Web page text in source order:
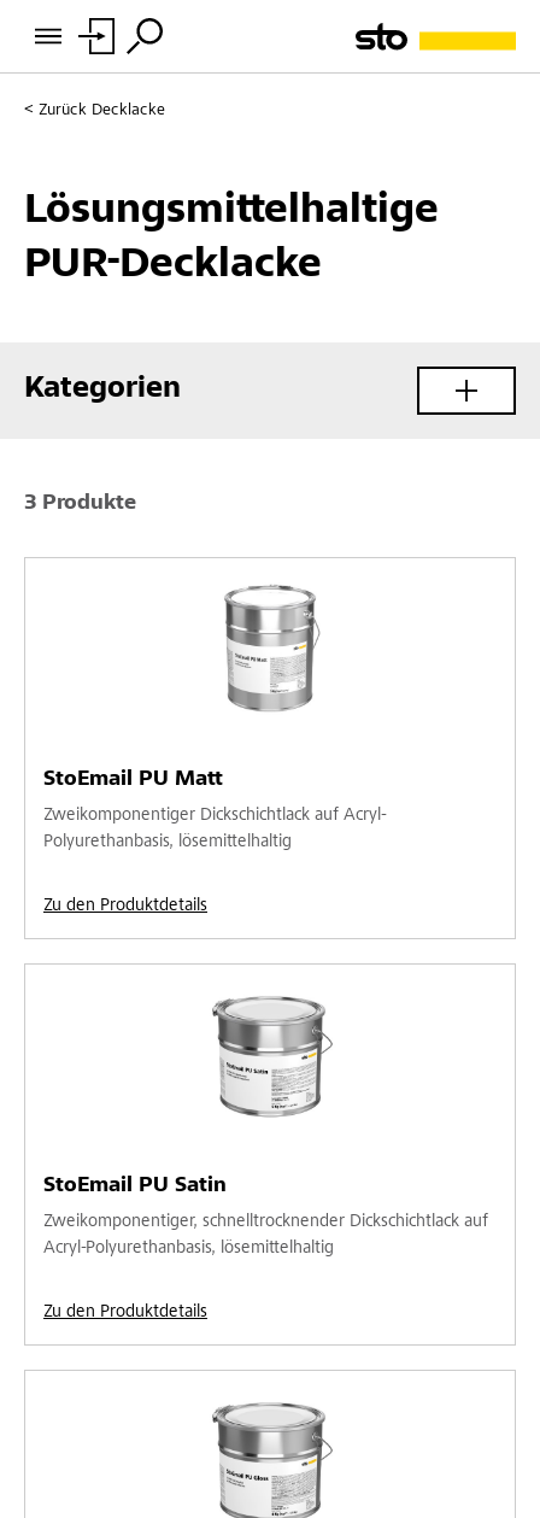
Zurück Decklacke
Lösungsmittelhaltige
PUR-Decklacke
Kategorien
3 Produkte
StoEmail PU Matt
Zweikomponentiger Dickschichtlack auf Acryl-
Polyurethanbasis, lösemittelhaltig
Zu den Produktdetails
StoEmail PU Satin
Zweikomponentiger, schnelltrocknender Dickschichtlack auf
Acryl-Polyurethanbasis, lösemittelhaltig
Zu den Produktdetails